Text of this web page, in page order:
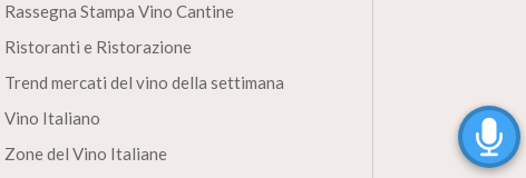
Rassegna Stampa Vino Cantine
Ristoranti e Ristorazione
Trend mercati del vino della settimana
Vino Italiano
Zone del Vino Italiane